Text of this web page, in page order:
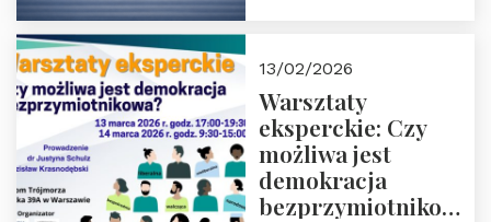
13/02/2026
Warsztaty
eksperckie: Czy
możliwa jest
demokracja
bezprzymiotnikowa?